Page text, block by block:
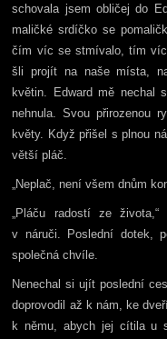
schovala jsem obličej do
maličké srdíčko se
čím víc se stmívalo, tím
šli projít na naše místa,
květin. Edward mě nechal
nehnula. Svou přirozenou
květy. Když přišel s plnou
větší pláč.
„Neplač, není všem dnům
„Pláču radostí ze
v náruči. Poslední dotek,
společná chvíle.
Nenechal si ujít poslední
doprovodil až k nám, ke
k němu, abych jej cítila u